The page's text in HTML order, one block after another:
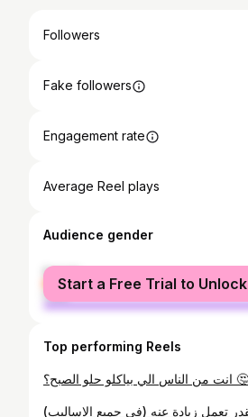
Followers
Fake followers
Engagement rate
Average Reel plays
Audience gender
female
male
Start a Free Trial to Unlock
Top performing Reels